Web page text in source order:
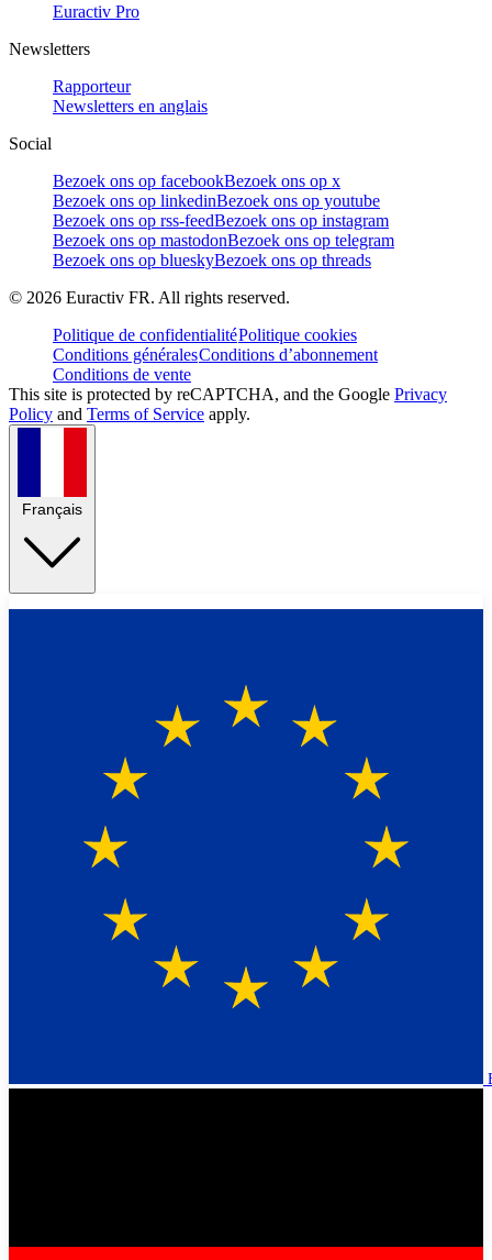
Euractiv Pro
Newsletters
Rapporteur
Newsletters en anglais
Social
Bezoek ons op facebookBezoek ons op x
Bezoek ons op linkedinBezoek ons op youtube
Bezoek ons op rss-feedBezoek ons op instagram
Bezoek ons op mastodonBezoek ons op telegram
Bezoek ons op blueskyBezoek ons op threads
© 2026 Euractiv FR. All rights reserved.
Politique de confidentialitéPolitique cookies
Conditions généralesConditions d’abonnement
Conditions de vente
This site is protected by reCAPTCHA, and the Google Privacy
Policy and Terms of Service apply.
Français